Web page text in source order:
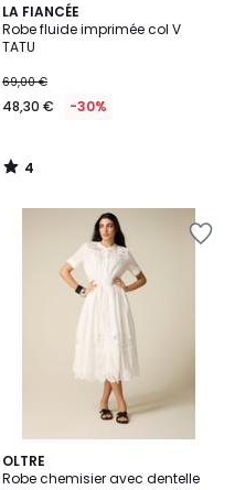
LA FIANCÉE
Robe fluide imprimée col V
TATU
69,00 €
48,30 € -30%
4
/
5
4
/
OLTRE
Robe chemisier avec dentelle